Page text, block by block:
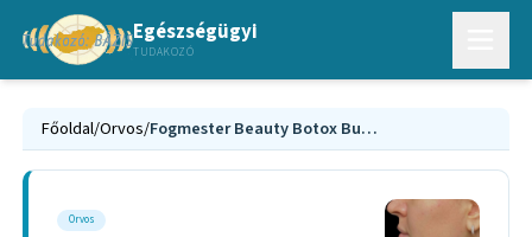
Egészségügyi
TUDAKOZÓ
Főoldal/Orvos/ Fogmester Beauty Botox Budaörs
Orvos